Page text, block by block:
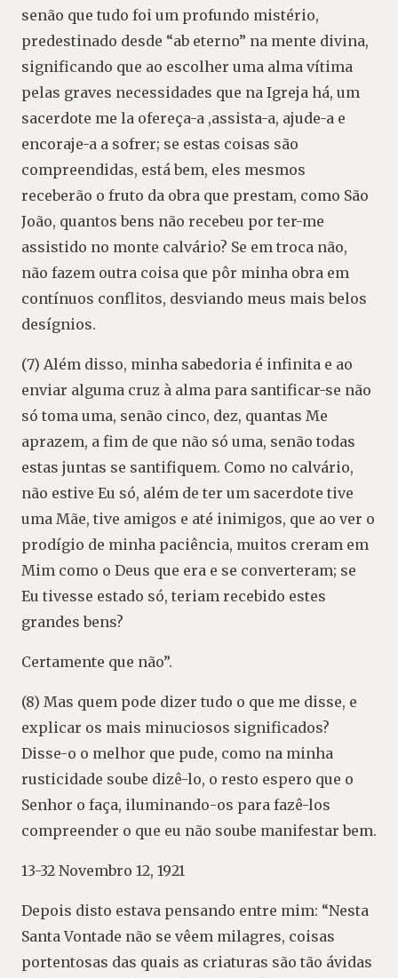
senão que tudo foi um profundo mistério,
predestinado desde “ab eterno” na mente divina,
significando que ao escolher uma alma vítima
pelas graves necessidades que na Igreja há, um
sacerdote me la ofereça-a ,assista-a, ajude-a e
encoraje-a a sofrer; se estas coisas são
compreendidas, está bem, eles mesmos
receberão o fruto da obra que prestam, como São
João, quantos bens não recebeu por ter-me
assistido no monte calvário? Se em troca não,
não fazem outra coisa que pôr minha obra em
contínuos conflitos, desviando meus mais belos
desígnios.
(7) Além disso, minha sabedoria é infinita e ao
enviar alguma cruz à alma para santificar-se não
só toma uma, senão cinco, dez, quantas Me
aprazem, a fim de que não só uma, senão todas
estas juntas se santifiquem. Como no calvário,
não estive Eu só, além de ter um sacerdote tive
uma Mãe, tive amigos e até inimigos, que ao ver o
prodígio de minha paciência, muitos creram em
Mim como o Deus que era e se converteram; se
Eu tivesse estado só, teriam recebido estes
grandes bens?
Certamente que não”.
(8) Mas quem pode dizer tudo o que me disse, e
explicar os mais minuciosos significados?
Disse-o o melhor que pude, como na minha
rusticidade soube dizê-lo, o resto espero que o
Senhor o faça, iluminando-os para fazê-los
compreender o que eu não soube manifestar bem.
13-32 Novembro 12, 1921
Depois disto estava pensando entre mim: “Nesta
Santa Vontade não se vêem milagres, coisas
portentosas das quais as criaturas são tão ávidas